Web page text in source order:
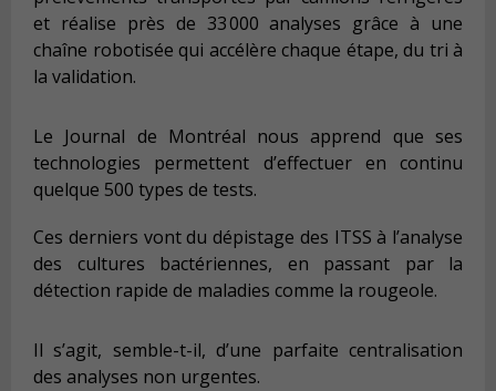
et réalise près de 33 000 analyses grâce à une
chaîne robotisée qui accélère chaque étape, du tri à
la validation.
Le Journal de Montréal nous apprend que ses
technologies permettent d’effectuer en continu
quelque 500 types de tests.
Ces derniers vont du dépistage des ITSS à l’analyse
des cultures bactériennes, en passant par la
détection rapide de maladies comme la rougeole.
Il s’agit, semble-t-il, d’une parfaite centralisation
des analyses non urgentes.